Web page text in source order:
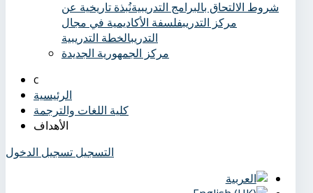
شروط الالتحاق بالبرامج التدريبيةنُبذة تاريخية عن
مركز التدريبفلسفة الأكاديمية في مجال
التدريبالخطة التدريبية
مركز الجمهورية الجديدة
الرئيسية
كلية اللغات والترجمة
الأهداف
التسجيل تسجيل الدخول